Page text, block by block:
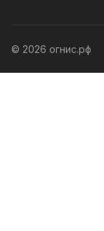
© 2026 огнис.рф